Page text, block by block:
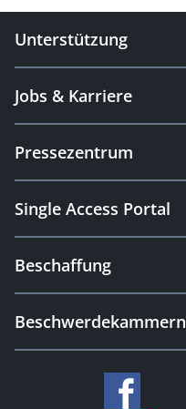
Unterstützung
Jobs & Karriere
Pressezentrum
Single Access Portal
Beschaffung
Beschwerdekammern